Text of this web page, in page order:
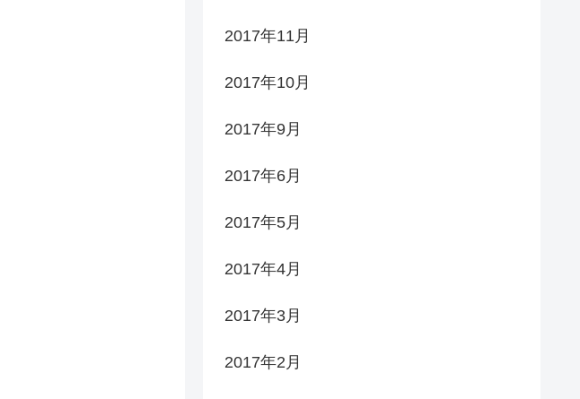
2017年11月
2017年10月
2017年9月
2017年6月
2017年5月
2017年4月
2017年3月
2017年2月